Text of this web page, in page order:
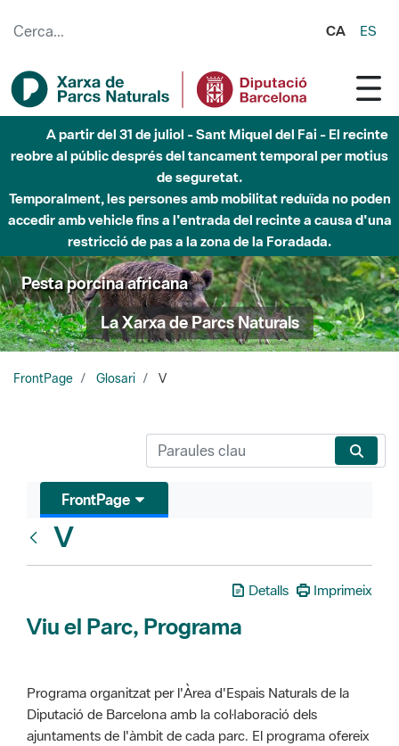
CA ES
A partir del 31 de juliol - Sant Miquel del Fai - El recinte
reobre al públic després del tancament temporal per motius
de seguretat.
Temporalment, les persones amb mobilitat reduïda no poden
accedir amb vehicle fins a l'entrada del recinte a causa d'una
restricció de pas a la zona de la Foradada.
Pesta porcina africana
La Xarxa de Parcs Naturals
FrontPage Glosari V
FrontPage
V
Detalls Imprimeix
Viu el Parc, Programa
Programa organitzat per l'Àrea d'Espais Naturals de la
Diputació de Barcelona amb la col·laboració dels
ajuntaments de l'àmbit de cada parc. El programa ofereix